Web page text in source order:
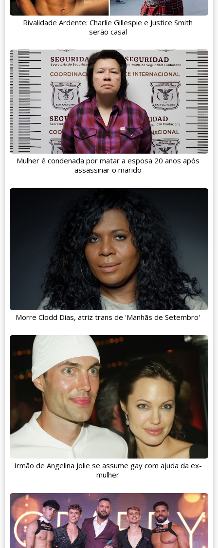
Rivalidade Ardente: Charlie Gillespie e Justice Smith
serão casal
Mulher é condenada por matar a esposa 20 anos após
assassinar o marido
Morre Clodd Dias, atriz trans de 'Manhãs de Setembro'
Irmão de Angelina Jolie se assume gay com ajuda da ex-
mulher